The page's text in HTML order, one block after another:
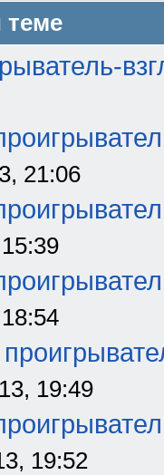
21:06
19:49
19:52